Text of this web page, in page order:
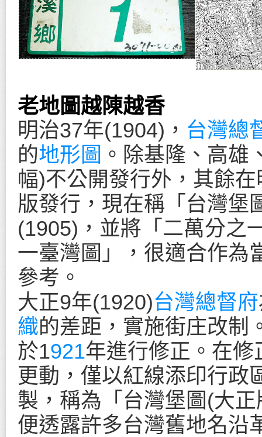
老地圖越陳越香
明治37年(1904)， 台灣總
的地形圖 。除基隆、高雄
幅)不公開發行外，其餘
版發行，現在稱「台灣堡
(1905)，並將「二萬分之
一臺灣圖」，很適合作為
參考。
大正9年(1920)台灣總督府
織的差距，實施街庄改制
於1921年進行修正。在
更動，僅以紅線添印行政
製，稱為「台灣堡圖(大
便透露許多台灣舊地名沿